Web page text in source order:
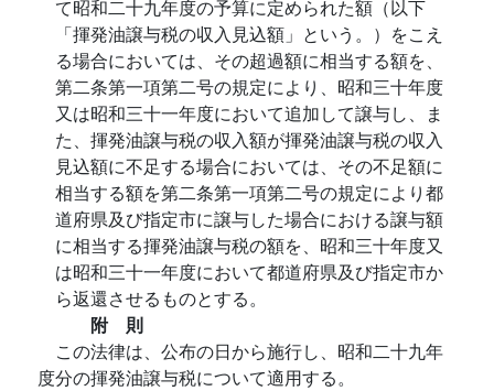
て昭和二十九年度の予算に定められた額（以下
「揮発油譲与税の収入見込額」という。）をこえ
る場合においては、その超過額に相当する額を、
第二条第一項第二号の規定により、昭和三十年度
又は昭和三十一年度において追加して譲与し、ま
た、揮発油譲与税の収入額が揮発油譲与税の収入
見込額に不足する場合においては、その不足額に
相当する額を第二条第一項第二号の規定により都
道府県及び指定市に譲与した場合における譲与額
に相当する揮発油譲与税の額を、昭和三十年度又
は昭和三十一年度において都道府県及び指定市か
ら返還させるものとする。
附 則
この法律は、公布の日から施行し、昭和二十九年
度分の揮発油譲与税について適用する。